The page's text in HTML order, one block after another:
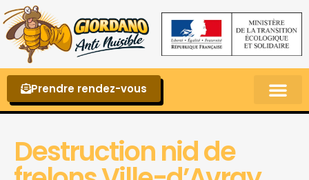
Prendre rendez-vous
Destruction nid de